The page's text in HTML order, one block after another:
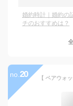
婚約時計｜婚約の
チのおすすめは？
no. 20